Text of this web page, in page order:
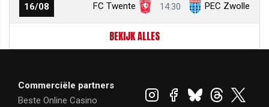
16/08 FC Twente 14:30 PEC Zwolle
BEKIJK ALLES
Commerciële partners
Beste Online Casino